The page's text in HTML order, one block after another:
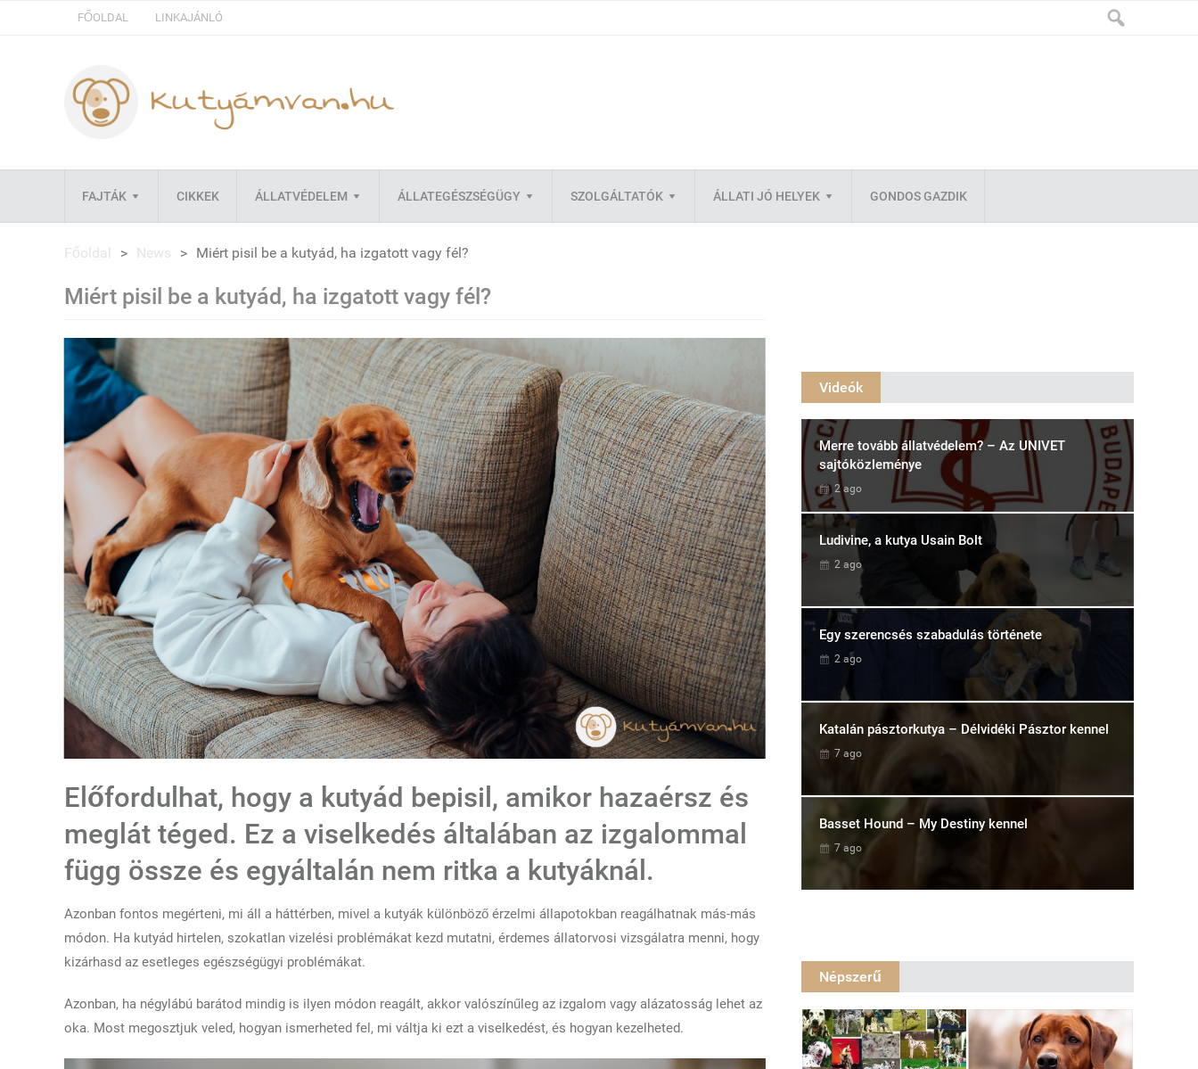
FŐOLDAL LINKAJÁNLÓ
FAJTÁK CIKKEK ÁLLATVÉDELEM ÁLLATEGÉSZSÉGÜGY SZOLGÁLTATÓK ÁLLATI JÓ HELYEK GONDOS GAZDIK
Főoldal > News > Miért pisil be a kutyád, ha izgatott vagy fél?
Miért pisil be a kutyád, ha izgatott vagy fél?
Előfordulhat, hogy a kutyád bepisil, amikor hazaérsz és
meglát téged. Ez a viselkedés általában az izgalommal
függ össze és egyáltalán nem ritka a kutyáknál.
Azonban fontos megérteni, mi áll a háttérben, mivel a kutyák különböző érzelmi állapotokban reagálhatnak más-más
módon. Ha kutyád hirtelen, szokatlan vizelési problémákat kezd mutatni, érdemes állatorvosi vizsgálatra menni, hogy
kizárhasd az esetleges egészségügyi problémákat.
Azonban, ha négylábú barátod mindig is ilyen módon reagált, akkor valószínűleg az izgalom vagy alázatosság lehet az
oka. Most megosztjuk veled, hogyan ismerheted fel, mi váltja ki ezt a viselkedést, és hogyan kezelheted.
Videók
Merre tovább állatvédelem? – Az UNIVET
sajtóközleménye
2 ago
Ludivine, a kutya Usain Bolt
2 ago
Egy szerencsés szabadulás története
2 ago
Katalán pásztorkutya – Délvidéki Pásztor kennel
7 ago
Basset Hound – My Destiny kennel
7 ago
Népszerű